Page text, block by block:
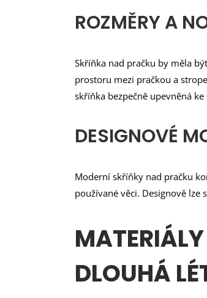
ROZMĚRY A
Skříňka nad pračku by měla
prostoru mezi pračkou a
skříňka bezpečně upevněná
DESIGNOVÉ
Moderní skříňky nad pračku
používané věci. Designově
DLOUHÁ